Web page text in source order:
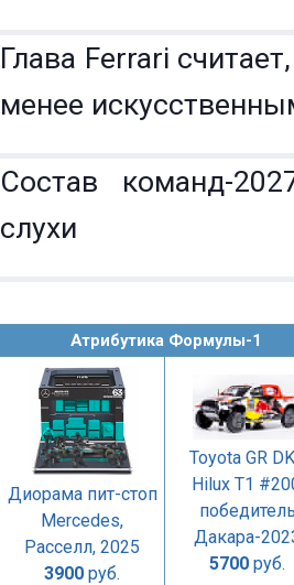
Глава Ferrari
менее
Состав команд-
слухи
Атрибутика Формулы-1
Диорама пит-стоп
Mercedes,
Расселл, 2025
3900 руб.
Toyota GR
Hilux T1
Дакара-
5700 руб.